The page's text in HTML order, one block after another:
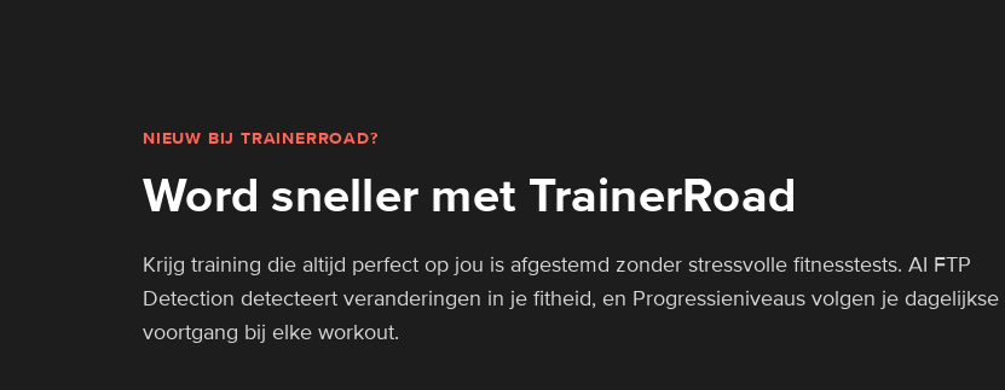
NIEUW BIJ TRAINERROAD?
Word sneller met TrainerRoad
Krijg training die altijd perfect op jou is afgestemd zonder stressvolle fitnesstests. AI FTP
Detection detecteert veranderingen in je fitheid, en Progressieniveaus volgen je dagelijkse
voortgang bij elke workout.